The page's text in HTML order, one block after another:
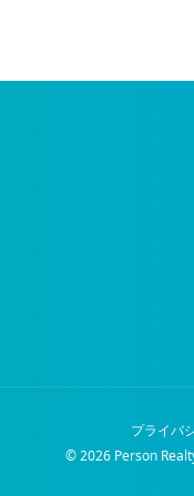
プライバ
© 2026 Person